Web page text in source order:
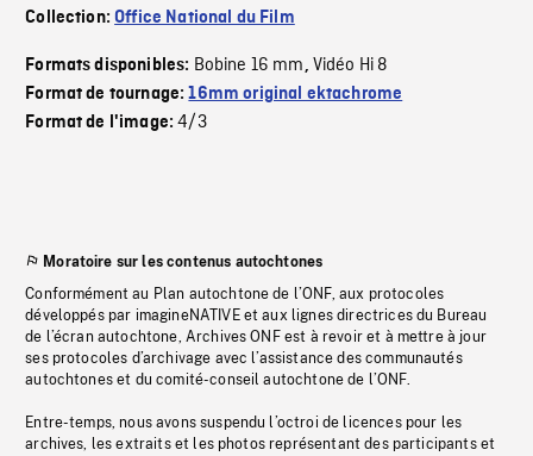
Collection:Office National du Film
Formats disponibles: Bobine 16 mm, Vidéo Hi 8
Format de tournage:16mm original ektachrome
Format de l'image:4/3
Moratoire sur les contenus autochtones
Conformément au Plan autochtone de l’ONF, aux protocoles
développés par imagineNATIVE et aux lignes directrices du Bureau
de l’écran autochtone, Archives ONF est à revoir et à mettre à jour
ses protocoles d’archivage avec l’assistance des communautés
autochtones et du comité-conseil autochtone de l’ONF.
Entre-temps, nous avons suspendu l’octroi de licences pour les
archives, les extraits et les photos représentant des participants et